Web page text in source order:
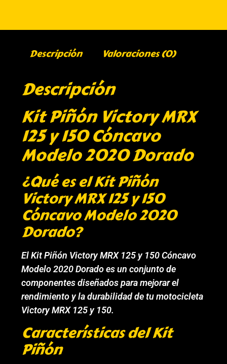
Descripción Valoraciones (0)
Descripción
Kit Piñón Victory MRX
125 y 150 Cóncavo
Modelo 2020 Dorado
¿Qué es el Kit Piñón
Victory MRX 125 y 150
Cóncavo Modelo 2020
Dorado?
El Kit Piñón Victory MRX 125 y 150 Cóncavo
Modelo 2020 Dorado es un conjunto de
componentes diseñados para mejorar el
rendimiento y la durabilidad de tu motocicleta
Victory MRX 125 y 150.
Características del Kit
Piñón